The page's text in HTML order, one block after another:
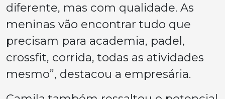
diferente, mas com qualidade. As
meninas vão encontrar tudo que
precisam para academia, padel,
crossfit, corrida, todas as atividades
mesmo”, destacou a empresária.